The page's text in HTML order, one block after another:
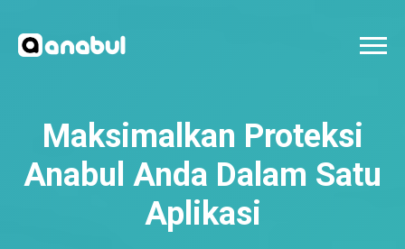
Maksimalkan Proteksi
Anabul Anda Dalam Satu
Aplikasi